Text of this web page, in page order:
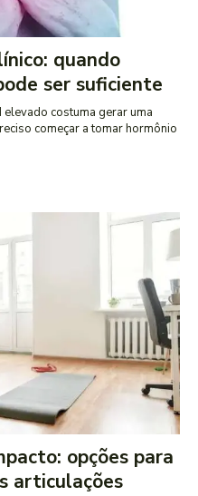
quando
ser suficiente
costuma gerar uma
começar a tomar hormônio
opções para
articulações